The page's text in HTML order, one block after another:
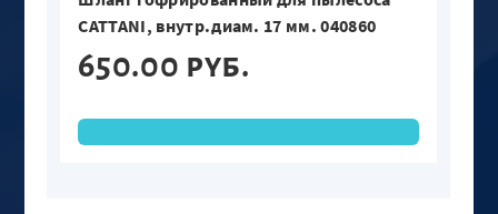
CATTANI, внутр.диам. 17 мм. 040860
650.00 руб.